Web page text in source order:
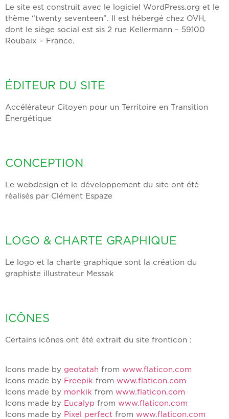
Le site est construit avec le logiciel WordPress.org et le
thème “twenty seventeen”. Il est hébergé chez OVH,
dont le siège social est sis 2 rue Kellermann – 59100
Roubaix – France.
ÉDITEUR DU SITE
Accélérateur Citoyen pour un Territoire en Transition
Énergétique ​
CONCEPTION
Le webdesign et le développement du site ont été
réalisés par Clément Espaze
LOGO & CHARTE GRAPHIQUE
Le logo et la charte graphique sont la création du
graphiste illustrateur Messak
ICÔNES
Certains icônes ont été extrait du site fronticon :
Icons made by geotatah from www.flaticon.com
Icons made by Freepik from www.flaticon.com
Icons made by monkik from www.flaticon.com
Icons made by Eucalyp from www.flaticon.com
Icons made by Pixel perfect from www.flaticon.com